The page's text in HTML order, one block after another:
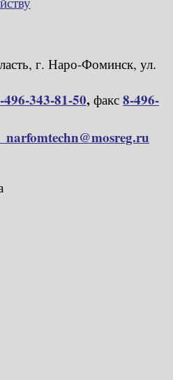
г. Наро-Фоминск, ул.
496-343-81-50, факс 8-496-